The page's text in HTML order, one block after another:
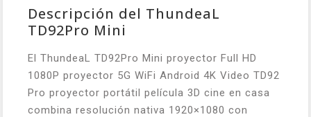
Descripción del ThundeaL
TD92Pro Mini
El ThundeaL TD92Pro Mini proyector Full HD
1080P proyector 5G WiFi Android 4K Video TD92
Pro proyector portátil película 3D cine en casa
combina resolución nativa 1920×1080 con